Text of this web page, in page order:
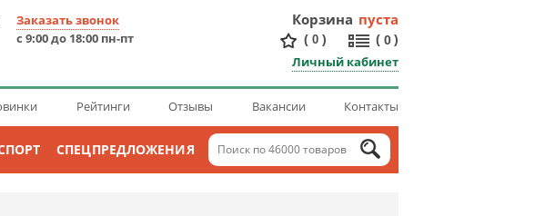
Заказать звонок
с 9:00 до 18:00 пн-пт
Корзина пуста
( 0 ) ( 0 )
Личный кабинет
Рейтинги Отзывы Вакансии Контакты
СПЕЦПРЕДЛОЖЕНИЯ